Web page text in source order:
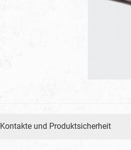
Kontakte und Produktsicherheit